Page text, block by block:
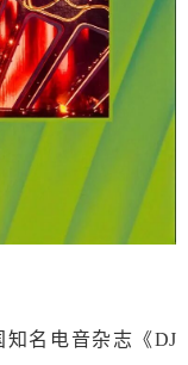
知名电音杂志《DJ